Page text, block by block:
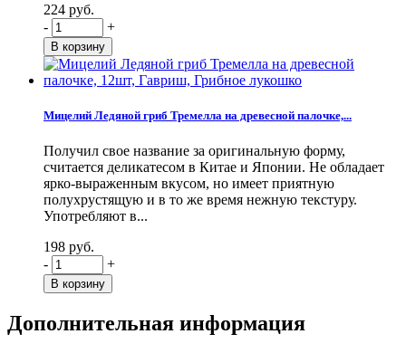
224 руб.
-
+
Мицелий Ледяной гриб Тремелла на древесной палочке,...
Получил свое название за оригинальную форму,
считается деликатесом в Китае и Японии. Не обладает
ярко-выраженным вкусом, но имеет приятную
полухрустящую и в то же время нежную текстуру.
Употребляют в...
198 руб.
-
+
Дополнительная информация